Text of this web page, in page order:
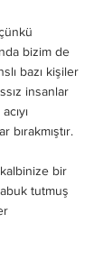
bizim de
bazı kişiler
insanlar
bırakmıştır.
bir
tutmuş